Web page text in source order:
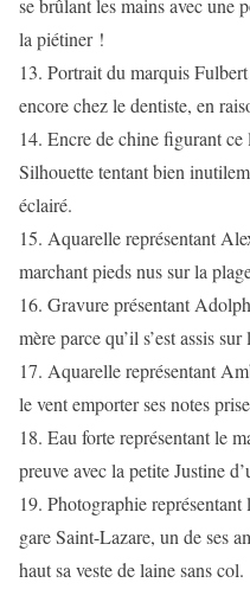
se brûlant les mains avec une
la piétiner !
13. Portrait du marquis
encore chez le dentiste, en
14. Encre de chine figurant
Silhouette tentant bien
éclairé.
15. Aquarelle représentant
marchant pieds nus sur la
16. Gravure présentant
mère parce qu’il s’est assis
17. Aquarelle représentant
le vent emporter ses notes
18. Eau forte représentant le
preuve avec la petite Justine
19. Photographie
gare Saint-Lazare, un de ses
haut sa veste de laine sans col.